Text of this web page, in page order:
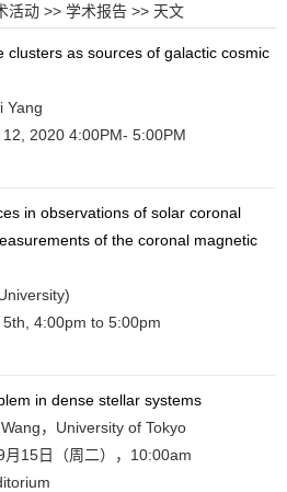
活动 >> 学术报告 >> 天文
clusters as sources of galactic cosmic
Yang
2020 4:00PM- 5:00PM
in observations of solar coronal
of the coronal magnetic
4:00pm to 5:00pm
in dense stellar systems
，University of Tokyo
月15日（周二），10:00am